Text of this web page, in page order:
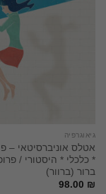
גיאוגרפיה
אטלס אוניברסיטאי –
* כלכלי * היסטורי /
ברור (ברוור)
98.00 ₪